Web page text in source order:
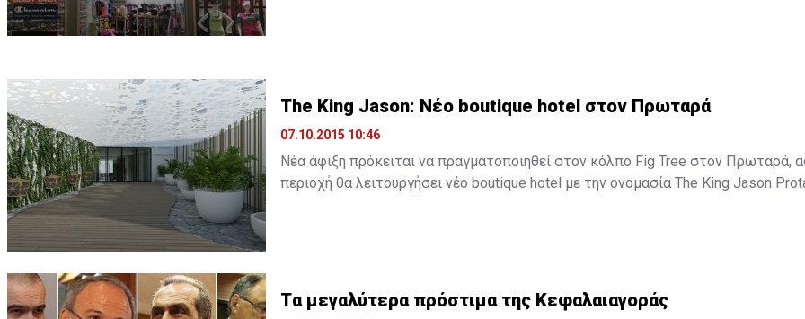
The King Jason: Νέο boutique hotel στον Πρωταρά
07.10.2015 10:46
Νέα άφιξη πρόκειται να πραγματοποιηθεί στον κόλπο Fig Tree στον Πρωταρά,
περιοχή θα λειτουργήσει νέο boutique hotel με την ονομασία The King Jason
Tα μεγαλύτερα πρόστιμα της Κεφαλαιαγοράς